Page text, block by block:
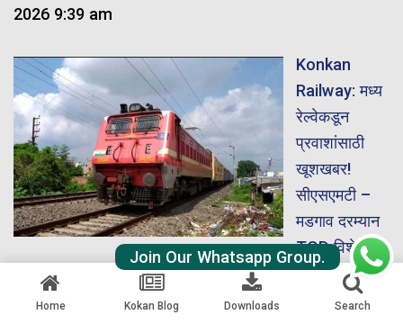
2026 9:39 am
Konkan
Railway: मध्य
रेल्वेकडून
प्रवाशांसाठी
खूशखबर!
सीएसएमटी –
मडगाव दरम्यान
TOD विशेष
गाडीची घोषणा
कोकण
कोकण रेल्वे
Home Kokan Blog Downloads Search
Join Our Whatsapp Group.